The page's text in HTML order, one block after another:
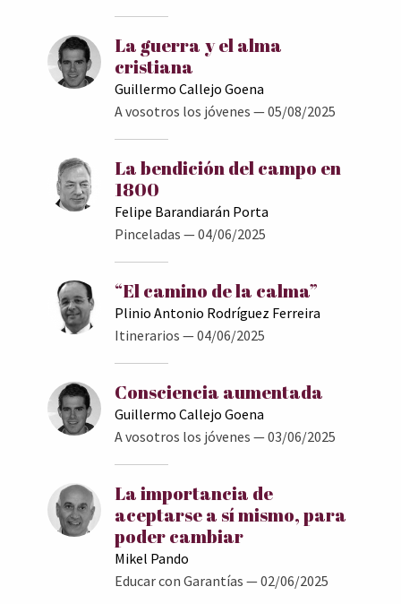
La guerra y el alma
cristiana
Guillermo Callejo Goena
A vosotros los jóvenes — 05/08/2025
La bendición del campo en
1800
Felipe Barandiarán Porta
Pinceladas — 04/06/2025
“El camino de la calma”
Plinio Antonio Rodríguez Ferreira
Itinerarios — 04/06/2025
Consciencia aumentada
Guillermo Callejo Goena
A vosotros los jóvenes — 03/06/2025
La importancia de
aceptarse a sí mismo, para
poder cambiar
Mikel Pando
Educar con Garantías — 02/06/2025